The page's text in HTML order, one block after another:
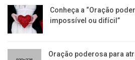
Conheça a “Oração
impossível ou difícil”
Oração poderosa para